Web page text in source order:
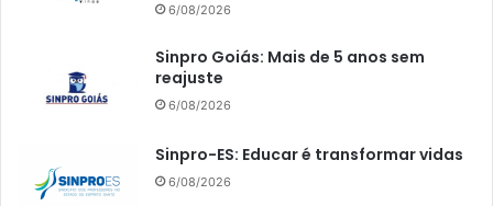
6/08/2026
Sinpro Goiás: Mais de 5 anos sem
reajuste
6/08/2026
Sinpro-ES: Educar é transformar vidas
6/08/2026